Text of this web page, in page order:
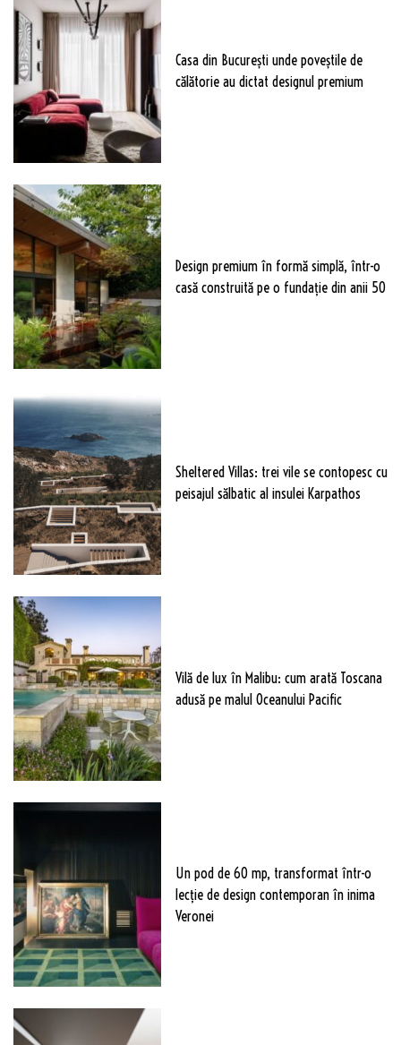
Casa din București unde poveștile de
călătorie au dictat designul premium
Design premium în formă simplă, într-o
casă construită pe o fundație din anii 50
Sheltered Villas: trei vile se contopesc cu
peisajul sălbatic al insulei Karpathos
Vilă de lux în Malibu: cum arată Toscana
adusă pe malul Oceanului Pacific
Un pod de 60 mp, transformat într-o
lecție de design contemporan în inima
Veronei